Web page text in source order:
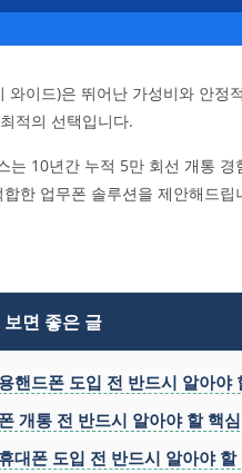
와이드)은 뛰어난 가성비와 안정
적의 선택입니다.
는 10년간 누적 5만 회선 개통 경
한 업무폰 솔루션을 제안해드립
보면 좋은 글
핸드폰 도입 전 반드시 알아야
개통 전 반드시 알아야 할 핵
대폰 도입 전 반드시 알아야 할